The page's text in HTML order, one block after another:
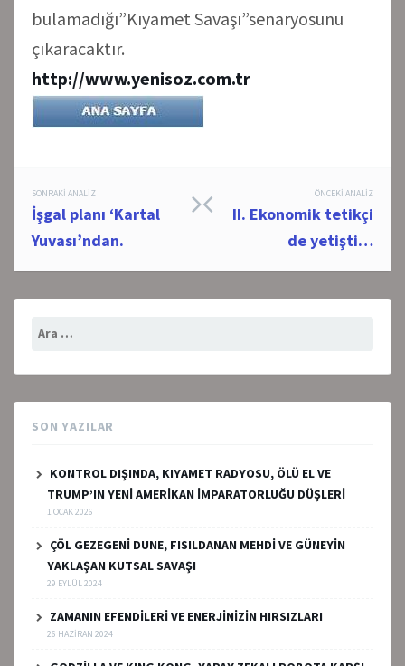
bulamadığı”Kıyamet Savaşı”senaryosunu
çıkaracaktır.
http://www.yenisoz.com.tr
Post
navigation
ÖNCEKI ANALIZ
II. Ekonomik tetikçi
de yetişti…
SONRAKI ANALIZ
İşgal planı ‘Kartal
Yuvası’ndan.
SON YAZILAR
KONTROL DIŞINDA, KIYAMET RADYOSU, ÖLÜ EL VE
TRUMP’IN YENİ AMERİKAN İMPARATORLUĞU DÜŞLERİ
1 OCAK 2026
ÇÖL GEZEGENİ DUNE, FISILDANAN MEHDİ VE GÜNEYİN
YAKLAŞAN KUTSAL SAVAŞI
29 EYLÜL 2024
ZAMANIN EFENDİLERİ VE ENERJİNİZİN HIRSIZLARI
26 HAZIRAN 2024